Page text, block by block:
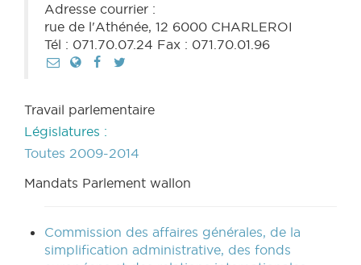
Adresse courrier :
rue de l'Athénée, 12 6000 CHARLEROI
Tél : 071.70.07.24 Fax : 071.70.01.96
Travail parlementaire
Législatures :
Toutes 2009-2014
Mandats Parlement wallon
Commission des affaires générales, de la
simplification administrative, des fonds